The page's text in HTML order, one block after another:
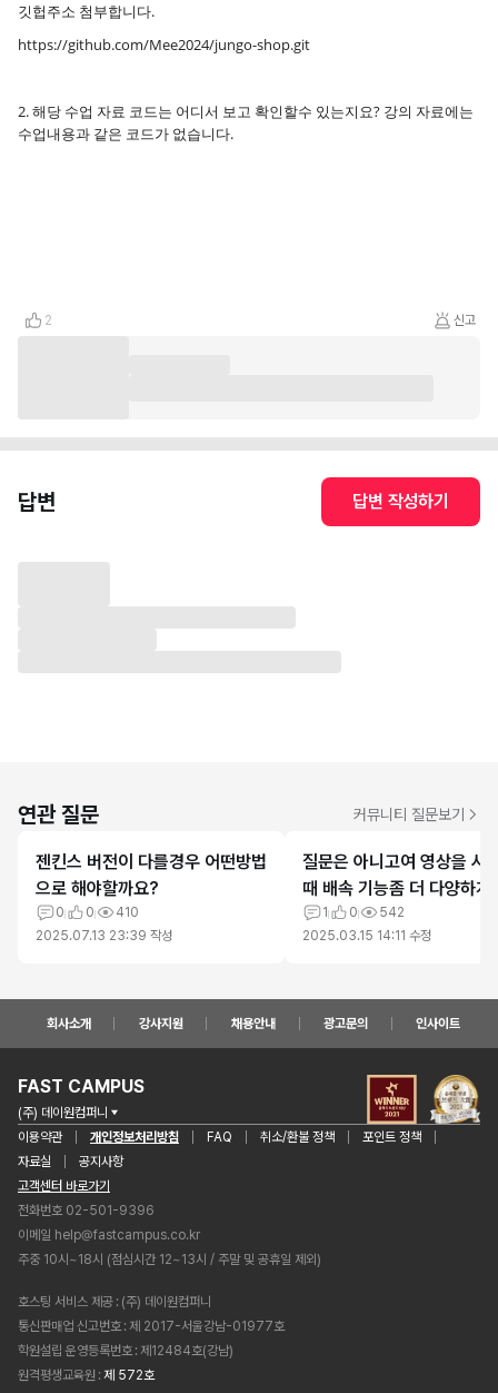
깃헙주소 첨부합니다.
https://github.com/Mee2024/jungo-shop.git
2. 해당 수업 자료 코드는 어디서 보고 확인할수 있는지요? 강의 자료에는
수업내용과 같은 코드가 없습니다.
2 신고
답변 답변 작성하기
연관 질문 커뮤니티 질문보기
젠킨스 버전이 다를경우 어떤방법
으로 해야할까요?
0 0
410
2025.07.13 23:39 작성
질문은 아니고여 영상을 시
때 배속 기능좀 더 다양하게
으면 좋겠습니다.
1 0
542
2025.03.15 14:11 수정
회사소개 강사지원 채용안내 광고문의 인사이트
FAST CAMPUS
(주) 데이원컴퍼니
이용약관
개인정보처리방침 FAQ 취소/환불 정책
포인트 정책
자료실
공지사항
고객센터 바로가기
전화번호 02-501-9396
이메일 help@fastcampus.co.kr
주중 10시~18시 (점심시간 12~13시 / 주말 및 공휴일 제외)
호스팅 서비스 제공 (주) 데이원컴퍼니
통신판매업 신고번호 제 2017-서울강남-01977호
학원설립 운영등록번호 제12484호(강남)
원격평생교육원 제 572호